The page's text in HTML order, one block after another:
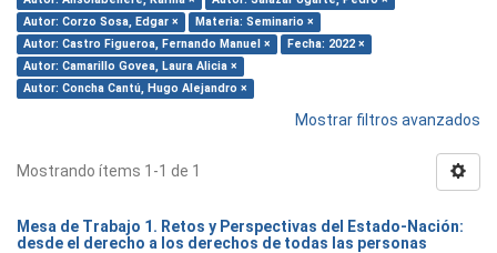
Autor: Corzo Sosa, Edgar ×
Materia: Seminario ×
Autor: Castro Figueroa, Fernando Manuel ×
Fecha: 2022 ×
Autor: Camarillo Govea, Laura Alicia ×
Autor: Concha Cantú, Hugo Alejandro ×
Mostrar filtros avanzados
Mostrando ítems 1-1 de 1
Mesa de Trabajo 1. Retos y Perspectivas del Estado-Nación:
desde el derecho a los derechos de todas las personas